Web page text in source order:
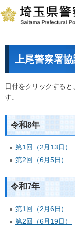
上尾警察署
日付をクリックする
す。
令和8年
第1回（2月13日）
第2回（6月5日）
令和7年
第1回（2月6日）
第2回（6月19日）